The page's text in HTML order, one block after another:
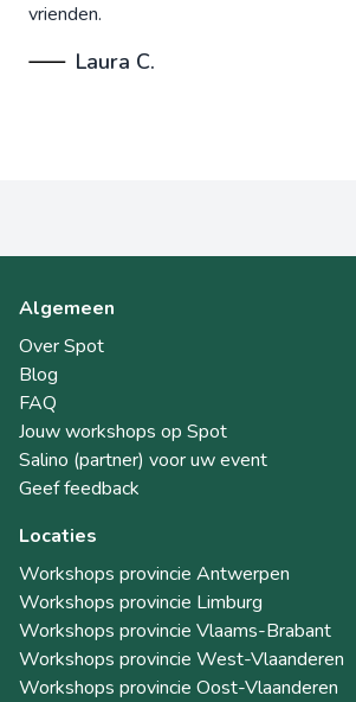
vrienden.
Laura C.
Algemeen
Over Spot
Blog
FAQ
Jouw workshops op Spot
Salino (partner) voor uw event
Geef feedback
Locaties
Workshops provincie Antwerpen
Workshops provincie Limburg
Workshops provincie Vlaams-Brabant
Workshops provincie West-Vlaanderen
Workshops provincie Oost-Vlaanderen